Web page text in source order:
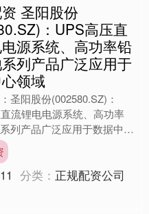
圣阳股份
：UPS高压直
源系统、高功率铅
列产品广泛应用于
领域
圣阳股份(002580.SZ)：
流锂电电源系统、高功率
列产品广泛应用于数据中心
配资 格隆汇4月21日丨圣阳
分类： 正规配资公司